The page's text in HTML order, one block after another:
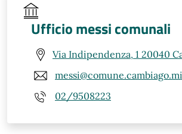
Ufficio messi comunali
Via Indipendenza, 1 20040
02/9508223